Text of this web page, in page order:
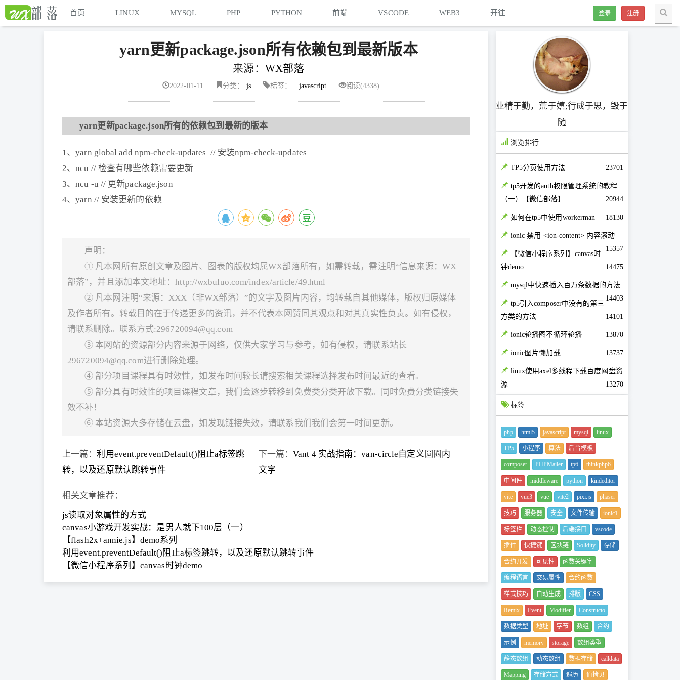
首页 LINUX MYSQL PHP PYTHON 前端 VSCODE WEB3 开往 登录 注册
yarn更新package.json所有依赖包到最新版本
来源： WX部落
2022-01-11 分类： js 标签： javascript 阅读(4338)
yarn更新package.json所有的依赖包到最新的版本
1、yarn global add npm-check-updates // 安装npm-check-updates
2、ncu // 检查有哪些依赖需要更新
3、ncu -u // 更新package.json
4、yarn // 安装更新的依赖
声明：
① 凡本网所有原创文章及图片、图表的版权均属WX部落所有，如需转载，需注明“信息来源：WX
部落”，并且添加本文地址：http://wxbuluo.com/index/article/49.html
② 凡本网注明“来源：XXX（非WX部落）”的文字及图片内容，均转载自其他媒体，版权归原媒体
及作者所有。转载目的在于传递更多的资讯，并不代表本网赞同其观点和对其真实性负责。如有侵权，
请联系删除。联系方式:296720094@qq.com
③ 本网站的资源部分内容来源于网络，仅供大家学习与参考，如有侵权，请联系站长
296720094@qq.com进行删除处理。
④ 部分项目课程具有时效性，如发布时间较长请搜索相关课程选择发布时间最近的查看。
⑤ 部分具有时效性的项目课程文章，我们会逐步转移到免费类分类开放下载。同时免费分类链接失
效不补！
⑥ 本站资源大多存储在云盘，如发现链接失效，请联系我们我们会第一时间更新。
上一篇：利用event.preventDefault()阻止a标签跳
转，以及还原默认跳转事件
下一篇：Vant 4 实战指南：van-circle自定义圆圈内
文字
相关文章推荐：
js读取对象属性的方式
canvas小游戏开发实战：是男人就下100层（一）
【flash2x+annie.js】demo系列
利用event.preventDefault()阻止a标签跳转，以及还原默认跳转事件
【微信小程序系列】canvas时钟demo
业精于勤，荒于嬉;行成于思，毁于
随
浏览排行
TP5分页使用方法 23701
tp5开发的auth权限管理系统的教程
（一）【微信部落】
20944
如何在tp5中使用workerman 18130
ionic 禁用 <ion-content> 内容滚动
15357
【微信小程序系列】canvas时
钟demo
14475
mysql中快速插入百万条数据的方法
14403
tp5引入composer中没有的第三
方类的方法
14101
ionic轮播图不循环轮播 13870
ionic图片懒加载 13737
linux使用axel多线程下载百度网盘资
源
13270
标签
php html5 javascript mysql linux
TP5 小程序 算法 后台模板
composer PHPMailer tp6 thinkphp6
中间件 middleware python kindeditor
vite vue3 vue vite2 pixi.js phaser
技巧 服务器 安全 文件传输 ionic1
标签栏 动态控制 后端接口 vscode
插件 快捷键 区块链 Solidity 存储
合约开发 可见性 函数关键字
编程语言 交易属性 合约函数
样式技巧 自动生成 排版 CSS
Remix Event Modifier Constructo
数据类型 地址 字节 数组 合约
示例 memory storage 数组类型
静态数组 动态数组 数据存储 calldata
Mapping 存储方式 遍历 值拷贝